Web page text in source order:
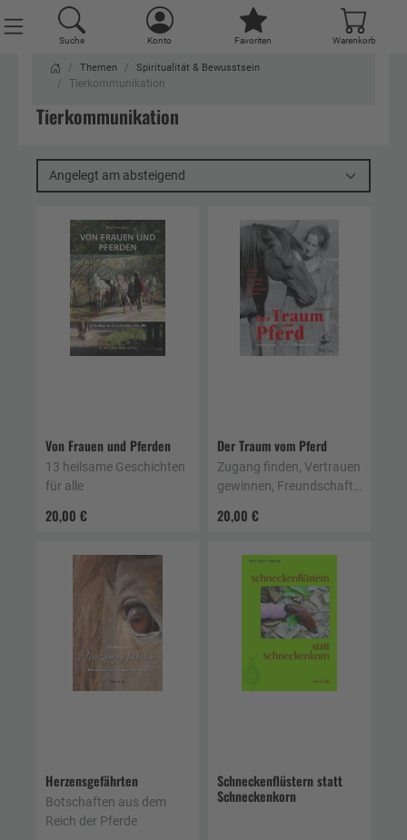
Suche Konto Favoriten Warenkorb
Themen Spiritualität & Bewusstsein
Tierkommunikation
Tierkommunikation
Angelegt am absteigend
Von Frauen und Pferden
20,00 €
13 heilsame Geschichten
für alle
Der Traum vom Pferd
20,00 €
Zugang finden, Vertrauen
gewinnen, Freundschaft
Herzensgefährten
Botschaften aus dem
Reich der Pferde
Schneckenflüstern statt
Schneckenkorn